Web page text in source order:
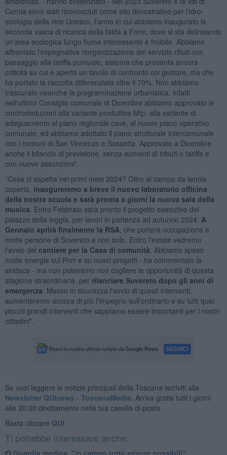
Cornia sono stati riconosciuti come sito dimostrativo per l'idro-
ecologia della rete Unesco, l'anno in cui abbiamo inaugurato la
seconda vasca di ricarica della falda a Forni, dove si sta delineando
un'area ecologica lungo fiume interessante e fruibile. Abbiamo
affrontato l'impegnativa riorganizzazione del servizio rifiuti con
passaggio alla tariffa puntuale, sistema che presenta ancora
criticità su cui è aperto un tavolo di confronto col gestore, ma che
ha portato la raccolta differenziata oltre il 70%. Non abbiamo
trascurato neanche la programmazione urbanistica, infatti
nell'ultimo Consiglio comunale di Dicembre abbiamo approvato le
controdeduzioni alla variante produttiva Mtp, alla variante di
adeguamento al piano regionale cave, al nuovo piano operativo
comunale, ed abbiamo adottato il piano strutturale intercomunale
con i comuni di San Vincenzo e Sassetta. Approvato a Dicembre
anche il bilancio di previsione, senza aumenti di tributi o tariffe e
con nuove assunzioni".
"Cosa ci aspetta nei primi mesi 2024? Oltre al campo da tennis
coperto, inaugureremo a breve il nuovo laboratorio officina
della nostra scuola e sarà pronta a giorni la nuova sala della
musica . Entro Febbraio sarà pronto il progetto esecutivo del
palazzo della loggia, per lavori in partenza ad autunno 2024. A
Gennaio aprirà finalmente la RSA , che porterà occupazione a
molte persone di Suvereto e non solo. Entro l'estate vedremo
l'avvio del cantiere per la Casa di comunità . Abbiamo speso
molte energie sul Pnrr e su nuovi progetti - ha commentato la
sindaca - ma non potevamo non cogliere le opportunità di questa
stagione straordinaria, per rilanciare Suvereto dopo gli anni di
emergenza . Messo in sicurezza l'avvio di questi interventi,
aumenteremo ancora di più l'impegno sull'ordinario e su tutti quei
piccoli grandi interventi che sappiamo essere importanti per i nostri
cittadini".
Se vuoi leggere le notizie principali della Toscana iscriviti alla
Newsletter QUInews - ToscanaMedia. Arriva gratis tutti i giorni
alle 20:00 direttamente nella tua casella di posta.
Basta cliccare QUI
Ti potrebbe interessare anche:
Guardia medica, "in campo tutte misure possibili"